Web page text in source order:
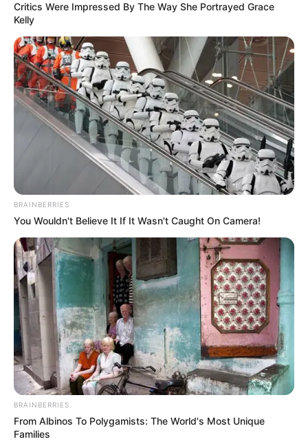
Critics Were Impressed By The Way She Portrayed Grace
Kelly
BRAINBERRIES
You Wouldn't Believe It If It Wasn't Caught On Camera!
BRAINBERRIES
From Albinos To Polygamists: The World's Most Unique
Families